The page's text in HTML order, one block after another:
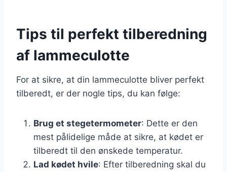
Tips til perfekt tilberedning
af lammeculotte
For at sikre, at din lammeculotte bliver perfekt
tilberedt, er der nogle tips, du kan følge:
Brug et stegetermometer: Dette er den
mest pålidelige måde at sikre, at kødet er
tilberedt til den ønskede temperatur.
Lad kødet hvile: Efter tilberedning skal du